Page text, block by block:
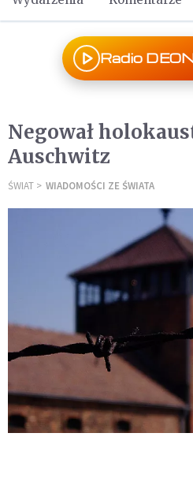
Radio
Negował
Auschwitz
ŚWIAT WIADOMOŚCI ZE ŚWIATA